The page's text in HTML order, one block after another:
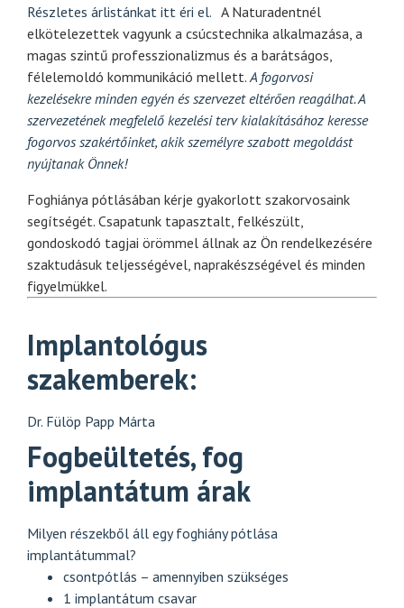
Részletes árlistánkat itt éri el. A Naturadentnél
elkötelezettek vagyunk a csúcstechnika alkalmazása, a
magas szintű professzionalizmus és a barátságos,
félelemoldó kommunikáció mellett. A fogorvosi
kezelésekre minden egyén és szervezet eltérően reagálhat. A
szervezetének megfelelő kezelési terv kialakításához keresse
fogorvos szakértőinket, akik személyre szabott megoldást
nyújtanak Önnek!
Foghiánya pótlásában kérje gyakorlott szakorvosaink
segítségét. Csapatunk tapasztalt, felkészült,
gondoskodó tagjai örömmel állnak az Ön rendelkezésére
szaktudásuk teljességével, naprakészségével és minden
figyelmükkel.
Implantológus
szakemberek:
Dr. Fülöp Papp Márta
Fogbeültetés, fog
implantátum árak
Milyen részekből áll egy foghiány pótlása
implantátummal?
csontpótlás – amennyiben szükséges
1 implantátum csavar